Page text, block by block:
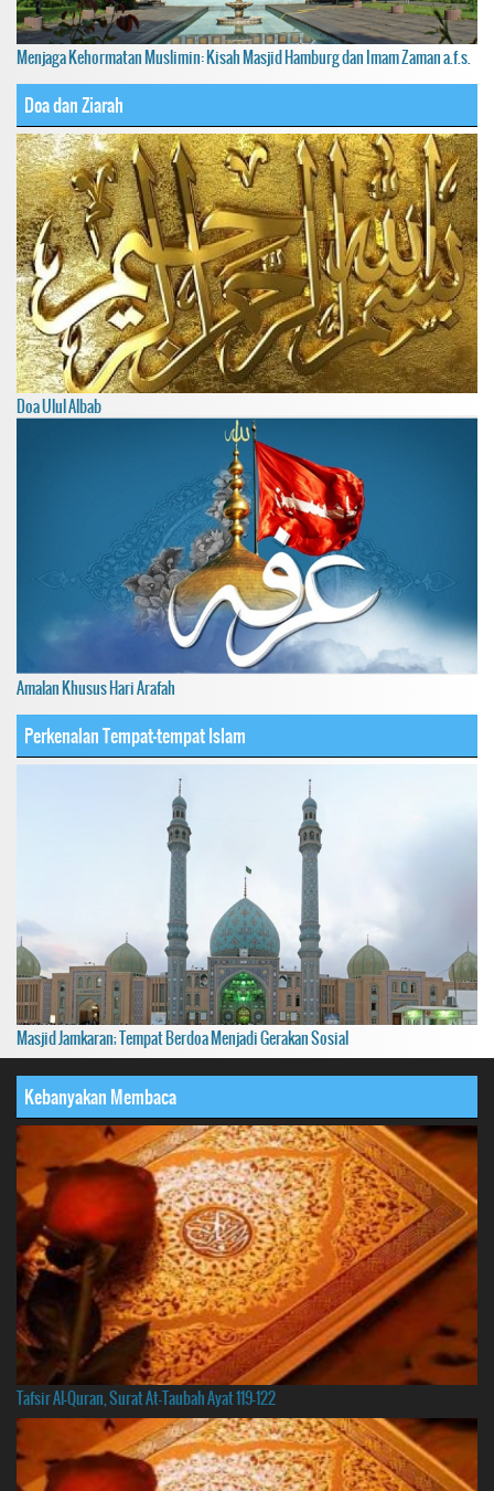
Menjaga Kehormatan Muslimin: Kisah Masjid Hamburg dan Imam Zaman a.f.s.
Doa dan Ziarah
Doa Ulul Albab
Amalan Khusus Hari Arafah
Perkenalan Tempat-tempat Islam
Masjid Jamkaran; Tempat Berdoa Menjadi Gerakan Sosial
Kebanyakan Membaca
Tafsir Al-Quran, Surat At-Taubah Ayat 119-122